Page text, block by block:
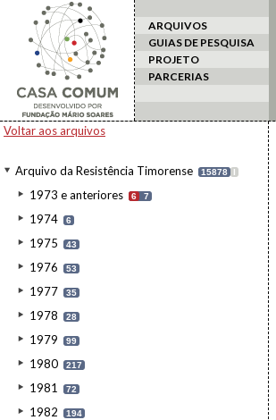
ARQUIVOS
GUIAS DE PESQUISA
PROJETO
PARCERIAS
Voltar aos arquivos
Arquivo da Resistência Timorense 15878 I
1973 e anteriores 6 7
1974 6
1975 43
1976 53
1977 35
1978 28
1979 99
1980 217
1981 72
1982 194